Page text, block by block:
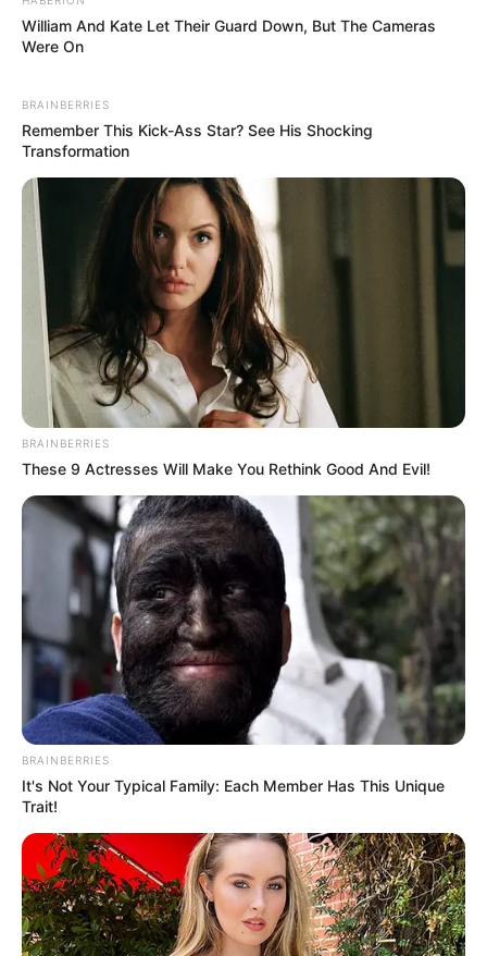
William And Kate Let Their Guard Down, But The Cameras
Were On
BRAINBERRIES
Remember This Kick-Ass Star? See His Shocking
Transformation
BRAINBERRIES
These 9 Actresses Will Make You Rethink Good And Evil!
BRAINBERRIES
It's Not Your Typical Family: Each Member Has This Unique
Trait!